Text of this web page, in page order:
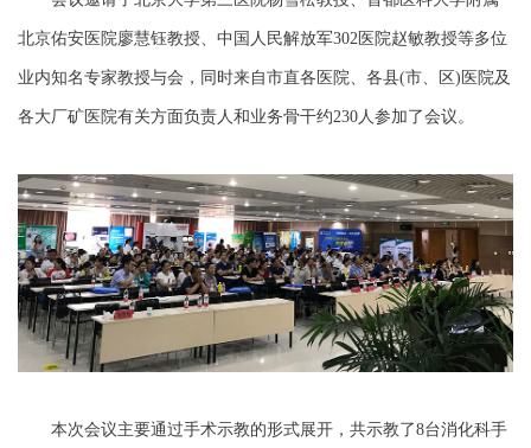
北京佑安医院廖慧钰教授、中国人民解放军302医院赵敏教授等多位
业内知名专家教授与会，同时来自市直各医院、各县(市、区)医院及
各大厂矿医院有关方面负责人和业务骨干约230人参加了会议。
本次会议主要通过手术示教的形式展开，共示教了8台消化科手